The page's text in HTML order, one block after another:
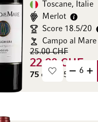
Toscane, Italie
Merlot
Score 18.5/20
Campo al Mare
22.90 CHF
25.00 CHF
75 cl (30.53 CHF / l)